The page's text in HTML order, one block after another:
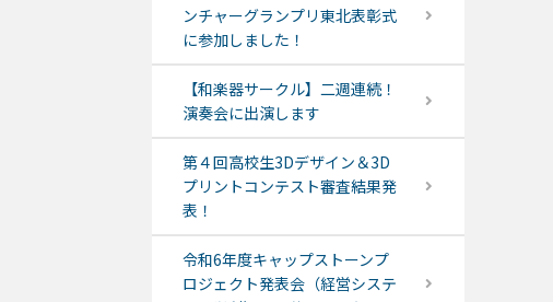
ンチャーグランプリ東北表彰式
に参加しました！
【和楽器サークル】二週連続！
演奏会に出演します
第４回高校生3Dデザイン＆3D
プリントコンテスト審査結果発
表！
令和6年度キャップストーンプ
ロジェクト発表会（経営システ